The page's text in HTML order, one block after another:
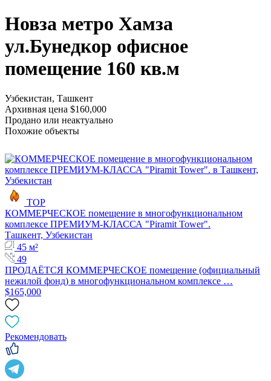
Новза метро Хамза
ул.Бунедкор офисное
помещение 160 кв.м
Узбекистан, Ташкент
Архивная цена $160,000
Продано или неактуально
Похожие объекты
TOP
КОММЕРЧЕСКОЕ помещение в многофункциональном
комплексе ПРЕМИУМ-КЛАССА "Piramit Tower".
Ташкент, Узбекистан
45 м²
49
ПРОДАЁТСЯ КОММЕРЧЕСКОЕ помещение (официальный
нежилой фонд) в многофункциональном комплексе …
$165,000
Рекомендовать